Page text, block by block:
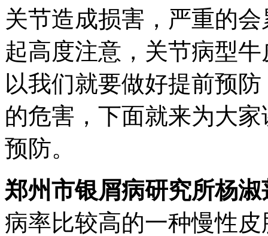
关节造成损害，严重的
起高度注意，关节病型
以我们就要做好提前预
的危害，下面就来为大
预防。
郑州市银屑病研究所杨淑
病率比较高的一种慢性